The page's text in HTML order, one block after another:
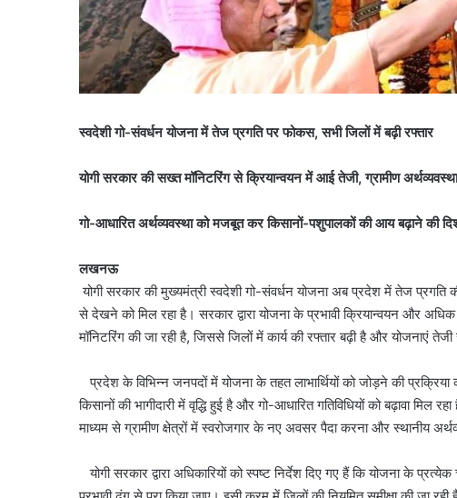
स्वदेशी गो-संवर्धन योजना में तेज प्रगति पर फोकस, सभी जिलों में बढ़ी रफ्तार
योगी सरकार की सख्त मॉनिटरिंग से क्रियान्वयन में आई तेजी, ग्रामीण
गो-आधारित अर्थव्यवस्था को मजबूत कर किसानों-पशुपालकों की आय बढ़ाने की
लखनऊ
योगी सरकार की मुख्यमंत्री स्वदेशी गो-संवर्धन योजना अब प्रदेश में तेज प्रगति
से देखने को मिल रहा है। सरकार द्वारा योजना के प्रभावी क्रियान्वयन और
मॉनिटरिंग की जा रही है, जिससे जिलों में कार्य की रफ्तार बढ़ी है और योजनाएं
प्रदेश के विभिन्न जनपदों में योजना के तहत लाभार्थियों को जोड़ने की
किसानों की भागीदारी में वृद्धि हुई है और गो-आधारित गतिविधियों को बढ़ावा
माध्यम से ग्रामीण क्षेत्रों में स्वरोजगार के नए अवसर पैदा करना और स्थानीय
योगी सरकार द्वारा अधिकारियों को स्पष्ट निर्देश दिए गए हैं कि योजना के